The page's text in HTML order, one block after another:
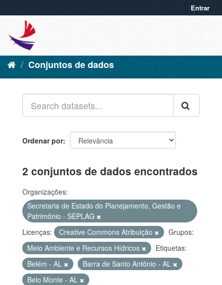
Entrar
Conjuntos de dados
Ordenar por
2 conjuntos de dados encontrados
Organizações:
Secretaria de Estado do Planejamento, Gestão e
Patrimônio - SEPLAG
Licenças:
Creative Commons Atribuição
Grupos:
Meio Ambiente e Recursos Hídricos
Etiquetas:
Belém - AL
Barra de Santo Antônio - AL
Belo Monte - AL